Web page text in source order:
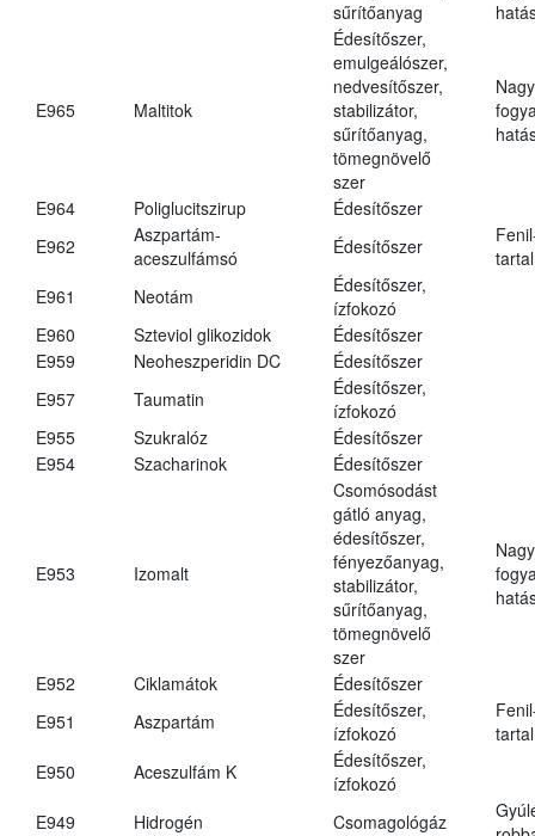
sűrítőanyag
E965 Maltitok
Édesítőszer,
emulgeálószer,
nedvesítőszer,
stabilizátor,
sűrítőanyag,
tömegnövelő
szer
E964 Poliglucitszirup
Édesítőszer
E962
Aszpartám-
aceszulfámsó
Édesítőszer
E961
Neotám
Édesítőszer,
ízfokozó
E960
Szteviol glikozidok
Édesítőszer
E959
Neoheszperidin DC
Édesítőszer
E957
Taumatin
Édesítőszer,
ízfokozó
E955
Szukralóz
Édesítőszer
E954
Szacharinok Édesítőszer
E953 Izomalt
Csomósodást
gátló anyag,
édesítőszer,
fényezőanyag,
stabilizátor,
sűrítőanyag,
tömegnövelő
szer
E952 Ciklamátok
Édesítőszer
E951
Aszpartám
Édesítőszer,
ízfokozó
E950
Aceszulfám K
Édesítőszer,
ízfokozó
E949
Hidrogén Csomagológáz